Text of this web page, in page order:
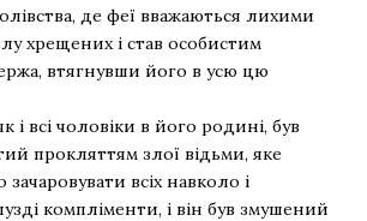
де феї вважаються лихими
хрещених і став особистим
втягнувши його в усю цю
і всі чоловіки в його родині, був
прокляттям злої відьми, яке
всіх навколо і
компліменти, і він був змушений